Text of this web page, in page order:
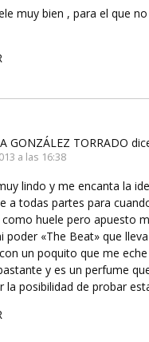
muy bien , para el que
GONZÁLEZ TORRADO
a las 16:38
lindo y me encanta la
a todas partes para
huele pero apuesto
poder «The Beat» que
un poquito que me
y es un perfume
la posibilidad de probar